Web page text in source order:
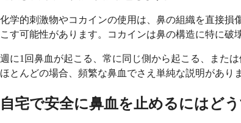
化学的刺激物やコカインの使用は、鼻の組織を直接
こす可能性があります。コカインは鼻の構造に特に破
週に1回鼻血が起こる、常に同じ側から起こる、また
ほとんどの場合、頻繁な鼻血でさえ単純な説明があり
自宅で安全に鼻血を止めるにはど